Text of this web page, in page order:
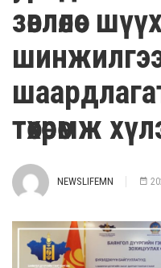
зөвлөлөөс
төхөөрөмж
NEWSLIFEMN